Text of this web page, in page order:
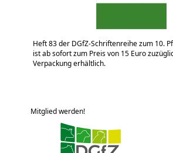
Heft 83 der DGfZ-Schriftenreihe zum 10.
ist ab sofort zum Preis von 15 Euro
Verpackung erhältlich.
Mitglied werden!